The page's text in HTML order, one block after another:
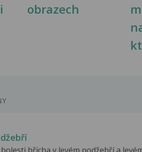
obrazech